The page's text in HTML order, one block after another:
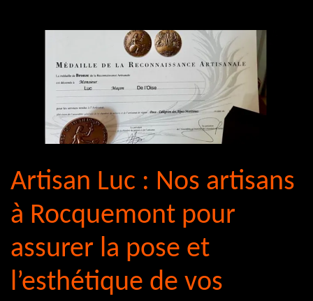
Artisan Luc : Nos artisans
à Rocquemont pour
assurer la pose et
l’esthétique de vos